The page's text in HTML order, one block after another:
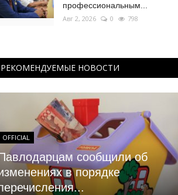
профессиональным...
Авг 2, 2026 0 798
РЕКОМЕНДУЕМЫЕ НОВОСТИ
OFFICIAL
сообщили об
в порядке